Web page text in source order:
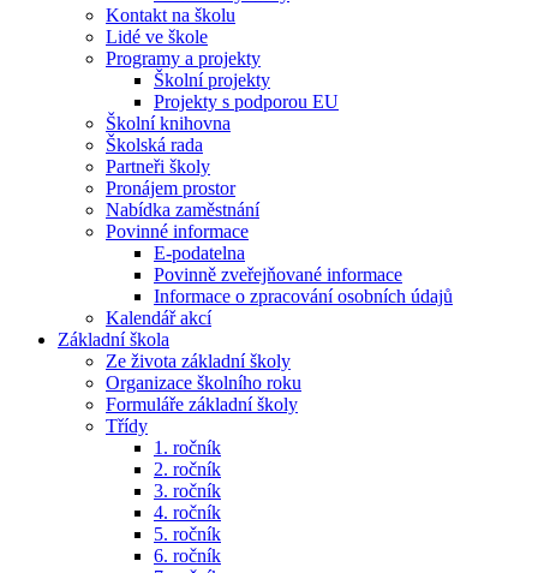
Kontakt na školu
Lidé ve škole
Programy a projekty
Školní projekty
Projekty s podporou EU
Školní knihovna
Školská rada
Partneři školy
Pronájem prostor
Nabídka zaměstnání
Povinné informace
E-podatelna
Povinně zveřejňované informace
Informace o zpracování osobních údajů
Kalendář akcí
Základní škola
Ze života základní školy
Organizace školního roku
Formuláře základní školy
Třídy
1. ročník
2. ročník
3. ročník
4. ročník
5. ročník
6. ročník